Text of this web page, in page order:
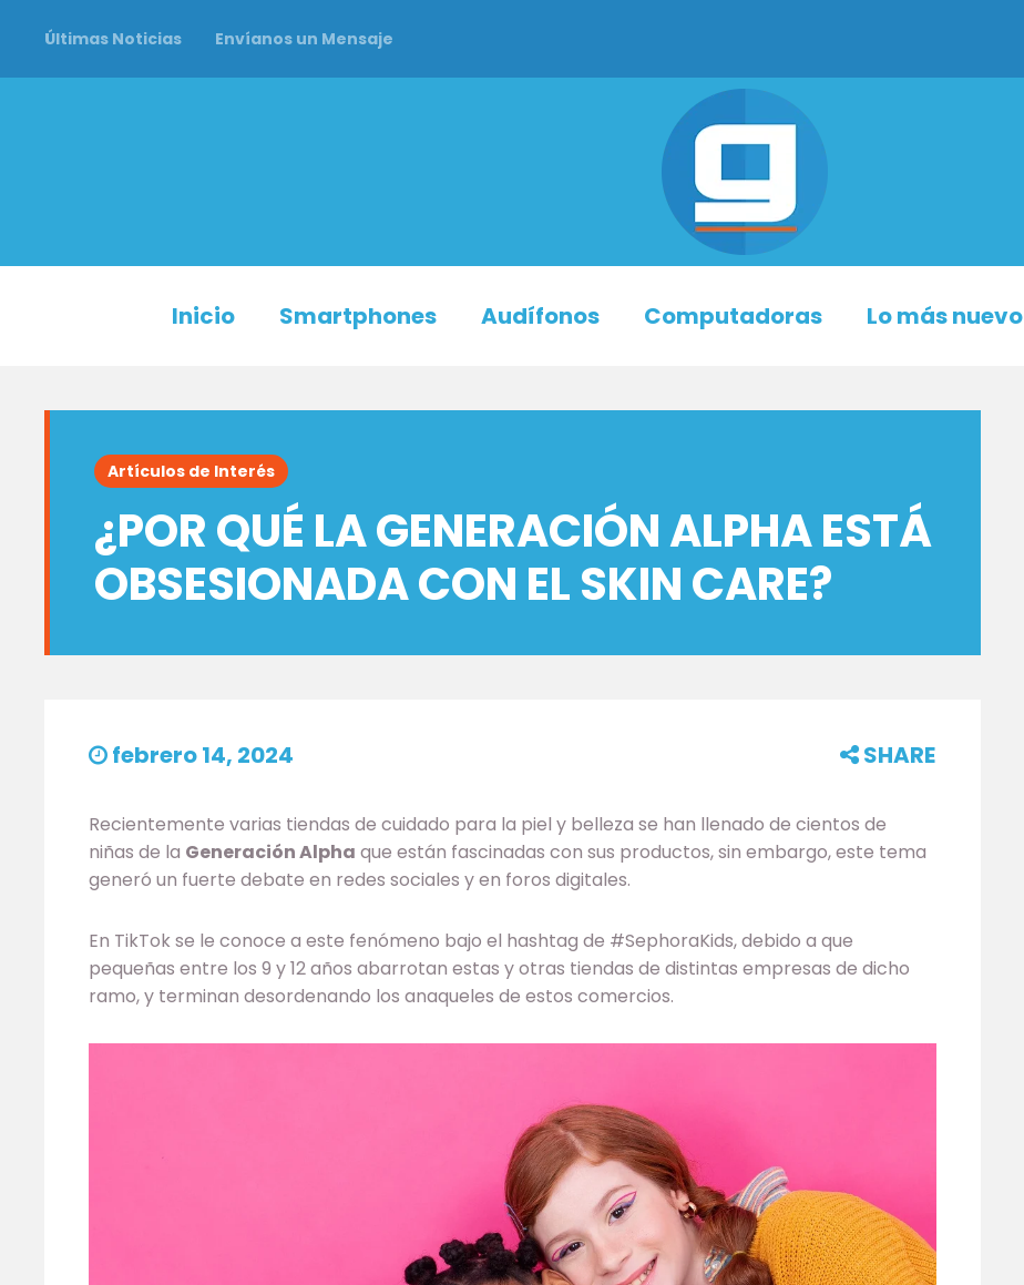
Últimas Noticias Envíanos un Mensaje
Inicio Smartphones Audífonos Computadoras Lo más nuevo
Artículos de Interés
¿POR QUÉ LA GENERACIÓN ALPHA ESTÁ
OBSESIONADA CON EL SKIN CARE?
febrero 14, 2024 SHARE
Recientemente varias tiendas de cuidado para la piel y belleza se han llenado de cientos de
niñas de la Generación Alpha que están fascinadas con sus productos, sin embargo, este tema
generó un fuerte debate en redes sociales y en foros digitales.
En TikTok se le conoce a este fenómeno bajo el hashtag de #SephoraKids, debido a que
pequeñas entre los 9 y 12 años abarrotan estas y otras tiendas de distintas empresas de dicho
ramo, y terminan desordenando los anaqueles de estos comercios.